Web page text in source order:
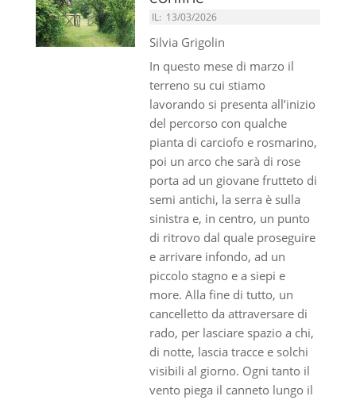
IL: 13/03/2026
Silvia Grigolin
In questo mese di marzo il
terreno su cui stiamo
lavorando si presenta all’inizio
del percorso con qualche
pianta di carciofo e rosmarino,
poi un arco che sarà di rose
porta ad un giovane frutteto di
semi antichi, la serra è sulla
sinistra e, in centro, un punto
di ritrovo dal quale proseguire
e arrivare infondo, ad un
piccolo stagno e a siepi e
more. Alla fine di tutto, un
cancelletto da attraversare di
rado, per lasciare spazio a chi,
di notte, lascia tracce e solchi
visibili al giorno. Ogni tanto il
vento piega il canneto lungo il